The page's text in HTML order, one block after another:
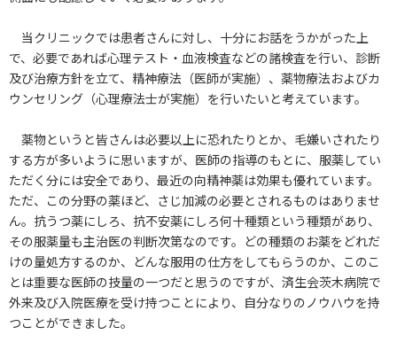
当クリニックでは患者さんに対し、十分にお話をうかがった上
で、必要であれば心理テスト・血液検査などの諸検査を行い、診断
及び治療方針を立て、精神療法（医師が実施）、薬物療法およびカ
ウンセリング（心理療法士が実施）を行いたいと考えています。
薬物というと皆さんは必要以上に恐れたりとか、毛嫌いされたり
する方が多いように思いますが、医師の指導のもとに、服薬してい
ただく分には安全であり、最近の向精神薬は効果も優れています。
ただ、この分野の薬ほど、さじ加減の必要とされるものはありませ
ん。抗うつ薬にしろ、抗不安薬にしろ何十種類という種類があり、
その服薬量も主治医の判断次第なのです。どの種類のお薬をどれだ
けの量処方するのか、どんな服用の仕方をしてもらうのか、このこ
とは重要な医師の技量の一つだと思うのですが、済生会茨木病院で
外来及び入院医療を受け持つことにより、自分なりのノウハウを持
つことができました。